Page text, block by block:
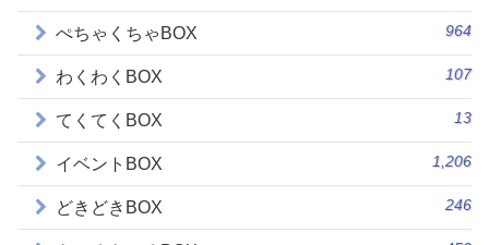
ぺちゃくちゃBOX 964
わくわくBOX 107
てくてくBOX 13
イベントBOX 1,206
どきどきBOX 246